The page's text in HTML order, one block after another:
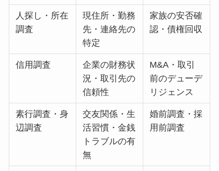
人探し・所在
調査
現住所・勤務
先・連絡先の
特定
家族の安否確
認・債権回収
信用調査
企業の財務状
況・取引先の
信頼性
M&A・取引
前のデューデ
リジェンス
素行調査・身
辺調査
交友関係・生
活習慣・金銭
トラブルの有
無
婚前調査・採
用前調査